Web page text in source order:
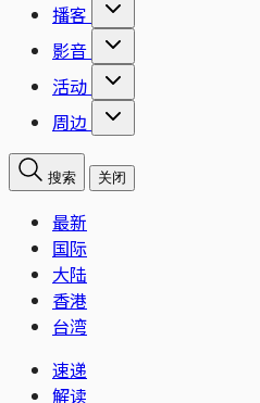
播客
影音
活动
周边
搜索 关闭
最新
国际
大陆
香港
台湾
速递
解读